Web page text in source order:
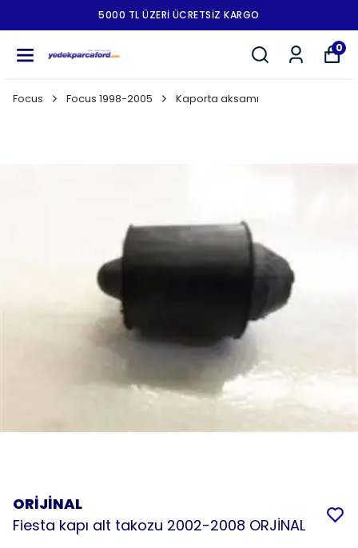
5000 TL ÜZERI ÜCRETSIZ KARGO
0
Focus Focus 1998-2005 Kaporta aksamı
ORİJİNAL
Fiesta kapı alt takozu 2002-2008 ORJİNAL